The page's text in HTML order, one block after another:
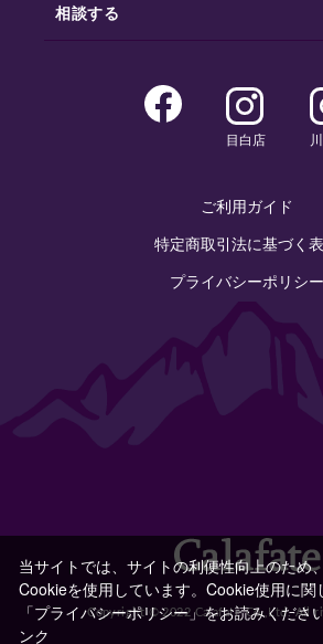
相談する
目白店
ご利用ガイド
特定商取引法に基づく
プライバシーポリシー
Copyright © 2022 Calafate Co.,Ltd. All
当サイトでは、サイトの利便性向上のため、
Cookieを使用しています。Cookie使用に関
「プライバシーポリシー」をお読みくださ
ンク